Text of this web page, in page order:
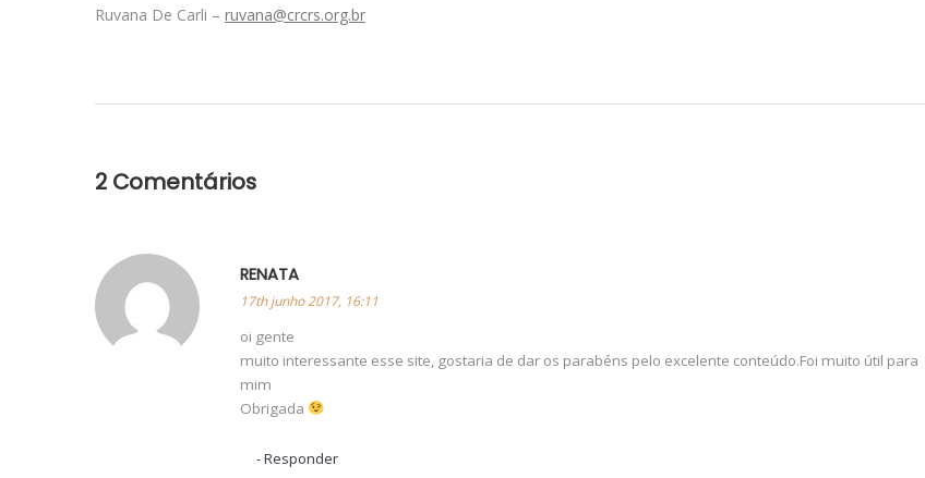
Ruvana De Carli – ruvana@crcrs.org.br
2 Comentários
RENATA
17th junho 2017, 16:11
oi gente
muito interessante esse site, gostaria de dar os parabéns pelo excelente conteúdo.Foi muito útil para
mim
Obrigada
Responder